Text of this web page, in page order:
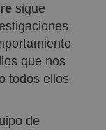
sigue
que nos
todos ellos
de